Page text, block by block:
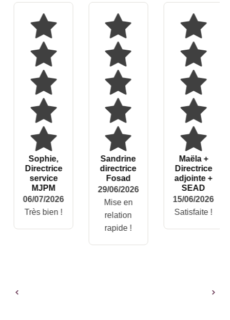
Sophie,
Directrice
service
MJPM
06/07/2026
Très bien !
Sandrine
directrice
Fosad
29/06/2026
Mise en
relation
rapide !
Maëla +
Directrice
adjointe +
SEAD
15/06/2026
Satisfaite !